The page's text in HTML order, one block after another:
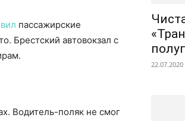
пассажирские
Брестский автовокзал с
Водитель-поляк не смог
22.07.2020